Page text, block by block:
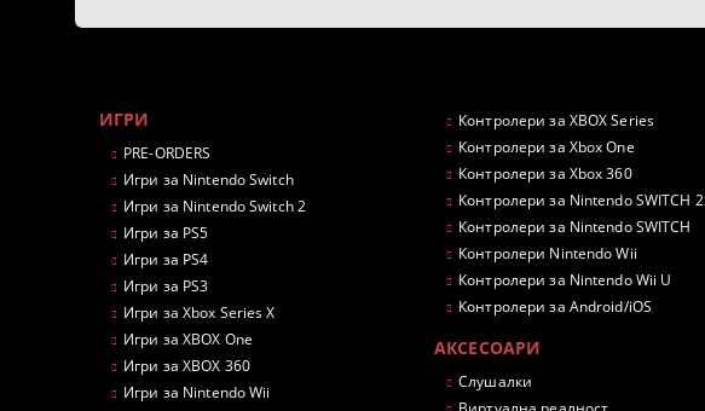
ИГРИ
PRE-ORDERS
Игри за Nintendo Switch
Игри за Nintendo Switch 2
Игри за PS5
Игри за PS4
Игри за PS3
Игри за Xbox Series X
Игри за XBOX One
Игри за XBOX 360
Игри за Nintendo Wii
Контролери за XBOX Series
Контролери за Xbox One
Контролери за Xbox 360
Контролери за Nintendo SWITCH 2
Контролери за Nintendo SWITCH
Контролери Nintendo Wii
Контролери за Nintendo Wii U
Контролери за Android/iOS
АКСЕСОАРИ
Слушалки